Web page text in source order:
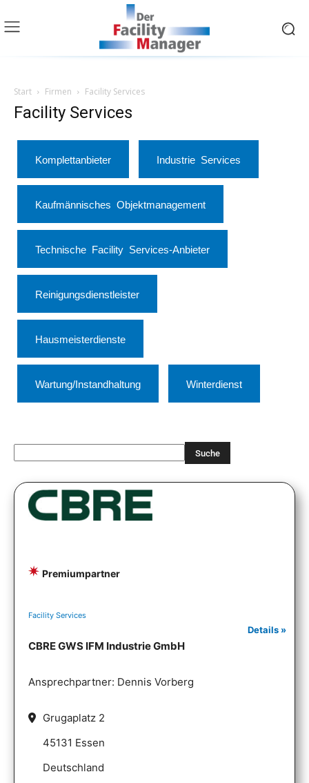
Start Firmen Facility Services
Facility Services
Komplettanbieter Industrie Services
Kaufmännisches Objektmanagement
Technische Facility Services-Anbieter
Reinigungsdienstleister
Hausmeisterdienste
Wartung/Instandhaltung Winterdienst
Premiumpartner
Facility Services
Details »
CBRE GWS IFM Industrie GmbH
Ansprechpartner: Dennis Vorberg
Grugaplatz 2
45131 Essen
Deutschland